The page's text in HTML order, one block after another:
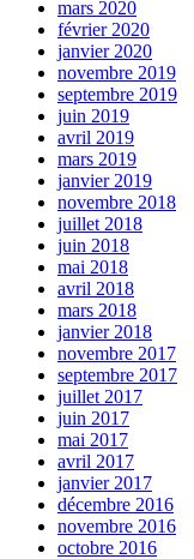
mars 2020
février 2020
janvier 2020
novembre 2019
septembre 2019
juin 2019
avril 2019
mars 2019
janvier 2019
novembre 2018
juillet 2018
juin 2018
mai 2018
avril 2018
mars 2018
janvier 2018
novembre 2017
septembre 2017
juillet 2017
juin 2017
mai 2017
avril 2017
janvier 2017
décembre 2016
novembre 2016
octobre 2016